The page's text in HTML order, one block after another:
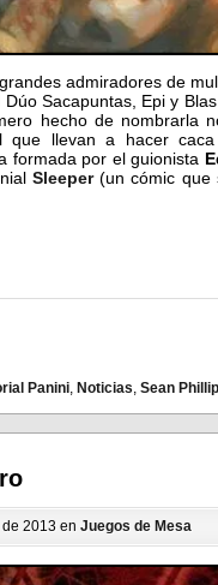
admiradores de
Sacapuntas, Epi y
hecho de nombrarla
llevan a hacer
formada por el guionista
Sleeper(un cómic que
Panini, Noticias, Sean
2013 en Juegos de Mesa